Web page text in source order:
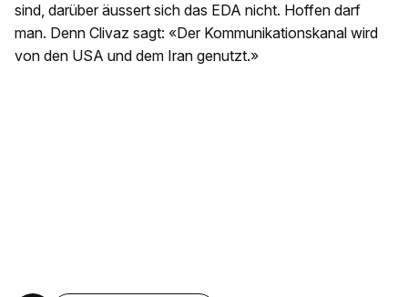
sind, darüber äussert sich das EDA nicht. Hoffen darf
man. Denn Clivaz sagt: «Der Kommunikationskanal wird
von den USA und dem Iran genutzt.»